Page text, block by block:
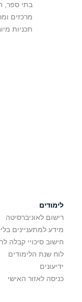
בתי ספר,
מרכזים
תכניות
לימודים
רישום לאוניברסיטה
מידע למתעניינים
חישוב סיכויי קבלה
לוח שנת הלימודים
ידיעונים
כניסה לאזור האישי